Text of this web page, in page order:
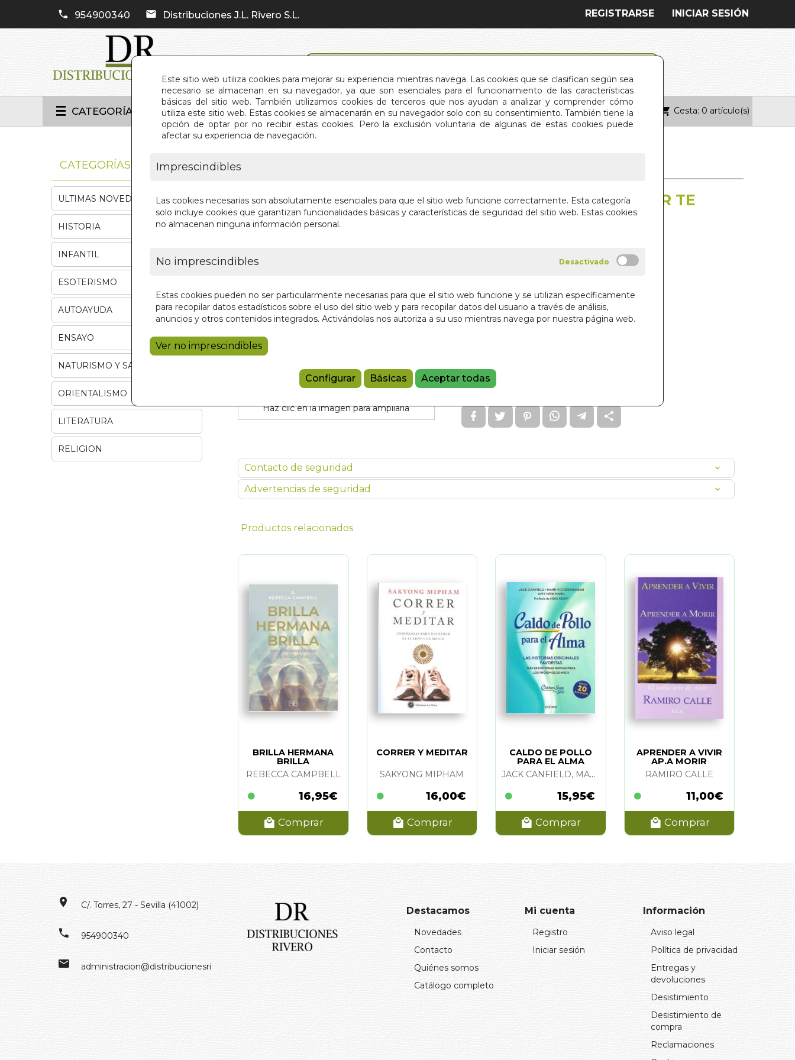
Este sitio web utiliza cookies para mejorar su experiencia mientras navega. Las cookies que se clasifican según sea
necesario se almacenan en su navegador, ya que son esenciales para el funcionamiento de las características
básicas del sitio web. También utilizamos cookies de terceros que nos ayudan a analizar y comprender cómo
utiliza este sitio web. Estas cookies se almacenarán en su navegador solo con su consentimiento. También tiene la
opción de optar por no recibir estas cookies. Pero la exclusión voluntaria de algunas de estas cookies puede
afectar su experiencia de navegación.
Imprescindibles
Las cookies necesarias son absolutamente esenciales para que el sitio web funcione correctamente. Esta categoría
solo incluye cookies que garantizan funcionalidades básicas y características de seguridad del sitio web. Estas cookies
no almacenan ninguna información personal.
No imprescindibles
Estas cookies pueden no ser particularmente necesarias para que el sitio web funcione y se utilizan específicamente
para recopilar datos estadísticos sobre el uso del sitio web y para recopilar datos del usuario a través de análisis,
anuncios y otros contenidos integrados. Activándolas nos autoriza a su uso mientras navega por nuestra página web.
Ver no imprescindibles
Configurar Básicas Aceptar todas
954900340 Distribuciones J.L. Rivero S.L. INICIAR SESIÓN
REGISTRARSE
CATEGORÍAS INICIO QUIÉNES SOMOS CONTACTO Cesta: 0 artículo(s)
Haz clic en la imagen para ampliarla
101 MENSAJES PARA DECIR TE
QUIERO
EDITORIAL EDAF S.A.
12,00 €
9788441436008
Referencia:
Contacto de seguridad
Advertencias de seguridad
Productos relacionados
BRILLA HERMANA
BRILLA
REBECCA CAMPBELL
16,95€
Comprar
CORRER Y MEDITAR
SAKYONG MIPHAM
16,00€
Comprar
CALDO DE POLLO
PARA EL ALMA
JACK CANFIELD, MARK VICTOR HANSEN Y AMY NEWMARK
15,95€
Comprar
APRENDER A VIVIR
AP.A MORIR
RAMIRO CALLE
11,00€
Comprar
CATEGORÍAS
ULTIMAS NOVEDADES
HISTORIA
INFANTIL
ESOTERISMO
AUTOAYUDA
ENSAYO
NATURISMO Y SALUD
ORIENTALISMO
LITERATURA
RELIGION
C/. Torres, 27 - Sevilla (41002)
954900340
administracion@distribucionesrivero.es
Destacamos
Novedades
Contacto
Quiénes somos
Catálogo completo
Mi cuenta
Registro
Iniciar sesión
Información
Aviso legal
Política de privacidad
Entregas y
devoluciones
Desistimiento
Desistimiento de
compra
Reclamaciones